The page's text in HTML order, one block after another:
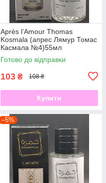
Après l’Amour Thomas
Kosmala (апрес Лямур Томас
Касмала №4)55мл
Готово до відправки
103 ₴ 108 ₴
Купити
–5%